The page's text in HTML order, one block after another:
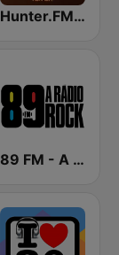
Hunter.FM - Sertanejo
89 FM - A Rádio Rock